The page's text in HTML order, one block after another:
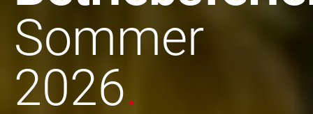
Sommer
2026.